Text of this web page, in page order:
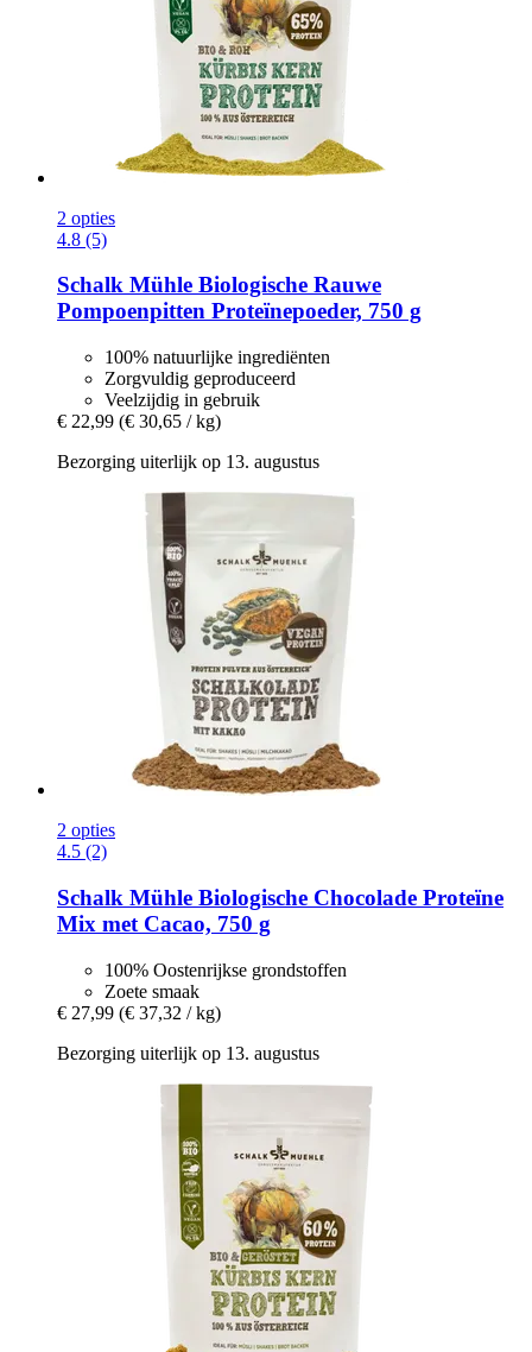
2 opties
4.8 (5)
Schalk Mühle Biologische Rauwe
Pompoenpitten Proteïnepoeder, 750 g
100% natuurlijke ingrediënten
Zorgvuldig geproduceerd
Veelzijdig in gebruik
€ 22,99 (€ 30,65 / kg)
Bezorging uiterlijk op 13. augustus
2 opties
4.5 (2)
Schalk Mühle Biologische Chocolade Proteïne
Mix met Cacao, 750 g
100% Oostenrijkse grondstoffen
Zoete smaak
€ 27,99 (€ 37,32 / kg)
Bezorging uiterlijk op 13. augustus